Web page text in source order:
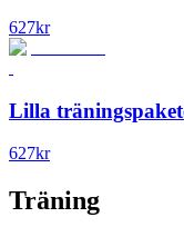
627kr
Lilla
627kr
Träning